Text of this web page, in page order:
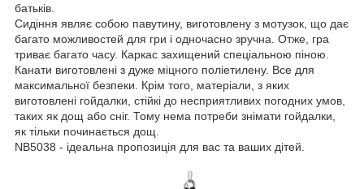
батьків.
Сидіння являє собою павутину, виготовлену з мотузок, що дає
багато можливостей для гри і одночасно зручна. Отже, гра
триває багато часу. Каркас захищений спеціальною піною.
Канати виготовлені з дуже міцного поліетилену. Все для
максимальної безпеки. Крім того, матеріали, з яких
виготовлені гойдалки, стійкі до несприятливих погодних умов,
таких як дощ або сніг. Тому нема потреби знімати гойдалки,
як тільки починається дощ.
NB5038 - ідеальна пропозиція для вас та ваших дітей.